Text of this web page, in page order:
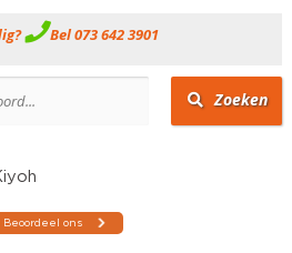
Bel 073 642 3901
Zoeken